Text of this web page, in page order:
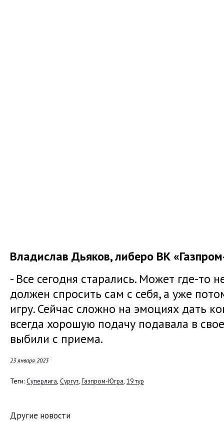
Владислав Дьяков, либеро ВК
- Все сегодня старались. Может где-
должен спросить сам с себя, а уже
игру. Сейчас сложно на эмоциях дать
всегда хорошую подачу подавала в
выбили с приема.
23 января 2023
Теги: Суперлига, Сургут, Газпром-Югра, 19 тур
Другие новости